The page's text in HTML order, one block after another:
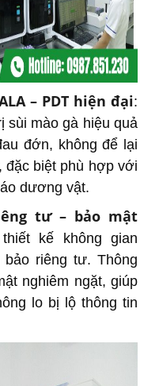
– PDT hiện đại:
sùi mào gà hiệu quả
đớn, không để lại
đặc biệt phù hợp với
dương vật.
tư – bảo mật
kế không gian
riêng tư. Thông
nghiêm ngặt, giúp
lo bị lộ thông tin